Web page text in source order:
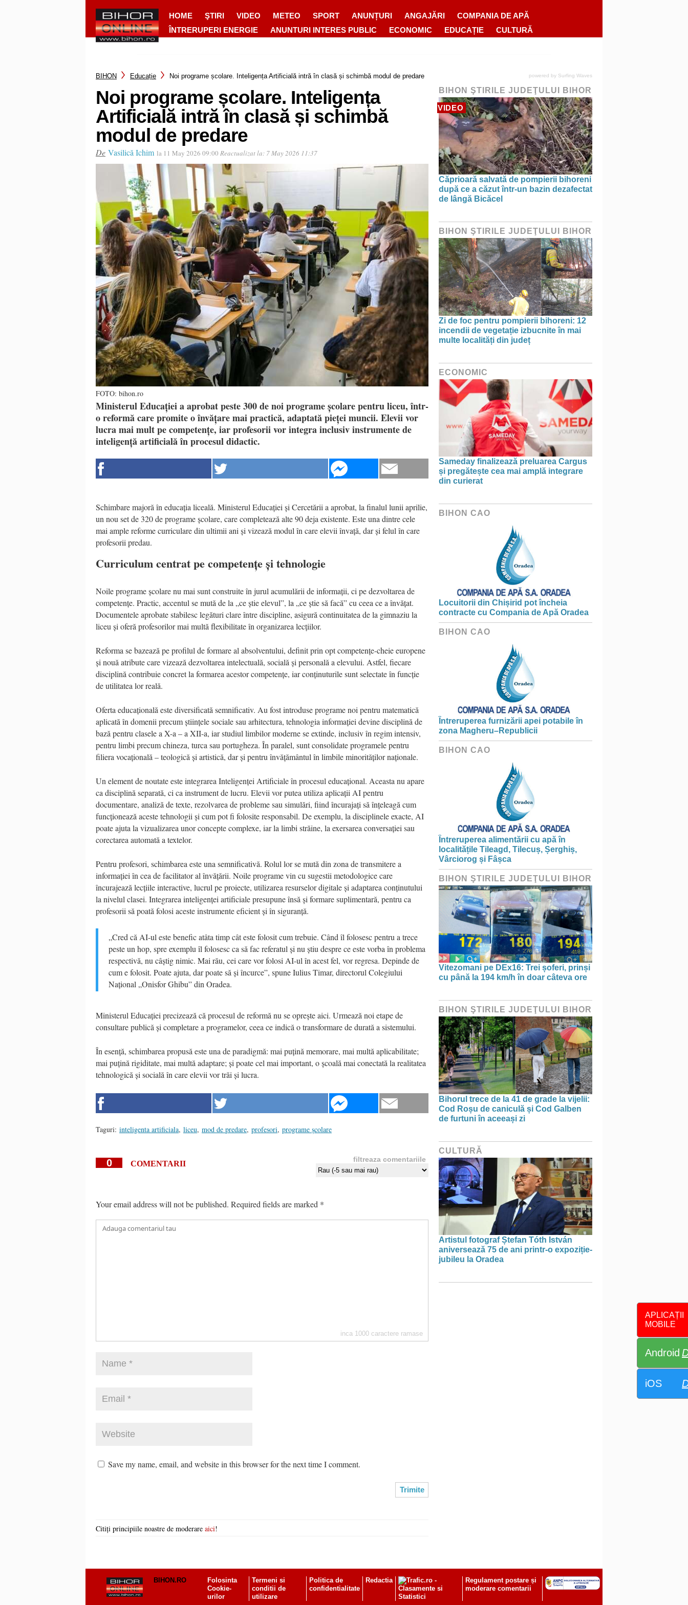
HOME ŞTIRI VIDEO METEO SPORT ANUNȚURI ANGAJĂRI
COMPANIA DE APĂ
ÎNTRERUPERI ENERGIE
ANUNTURI INTERES PUBLIC ECONOMIC EDUCAȚIE CULTURĂ
APLICAȚII
MOBILE
Android
iOS
BIHON Educație Noi programe școlare. Inteligența Artificială intră în clasă și schimbă modul de predare
Noi programe școlare. Inteligența
Artificială intră în clasă și schimbă
modul de predare
De Vasilică Ichim la 11 May 2026 09:00 Reactualizat la: 7 May 2026 11:37
FOTO: bihon.ro
Ministerul Educației a aprobat peste 300 de noi programe școlare pentru liceu, într-
o reformă care promite o învățare mai practică, adaptată pieței muncii. Elevii vor
lucra mai mult pe competențe, iar profesorii vor integra inclusiv instrumente de
inteligență artificială în procesul didactic.
Schimbare majoră în educația liceală. Ministerul Educației și Cercetării a aprobat, la finalul lunii aprilie,
un nou set de 320 de programe școlare, care completează alte 90 deja existente. Este una dintre cele
mai ample reforme curriculare din ultimii ani și vizează modul în care elevii învață, dar și felul în care
profesorii predau.
Curriculum centrat pe competențe și tehnologie
Noile programe școlare nu mai sunt construite în jurul acumulării de informații, ci pe dezvoltarea de
competențe. Practic, accentul se mută de la „ce știe elevul”, la „ce știe să facă” cu ceea ce a învățat.
Documentele aprobate stabilesc legături clare între discipline, asigură continuitatea de la gimnaziu la
liceu și oferă profesorilor mai multă flexibilitate în organizarea lecțiilor.
Reforma se bazează pe profilul de formare al absolventului, definit prin opt competențe-cheie europene
și nouă atribute care vizează dezvoltarea intelectuală, socială și personală a elevului. Astfel, fiecare
disciplină contribuie concret la formarea acestor competențe, iar conținuturile sunt selectate în funcție
de utilitatea lor reală.
Oferta educațională este diversificată semnificativ. Au fost introduse programe noi pentru matematică
aplicată în domenii precum științele sociale sau arhitectura, tehnologia informației devine disciplină de
bază pentru clasele a X-a – a XII-a, iar studiul limbilor moderne se extinde, inclusiv în regim intensiv,
pentru limbi precum chineza, turca sau portugheza. În paralel, sunt consolidate programele pentru
filiera vocațională – teologică și artistică, dar și pentru învățământul în limbile minorităților naționale.
Un element de noutate este integrarea Inteligenței Artificiale în procesul educațional. Aceasta nu apare
ca disciplină separată, ci ca instrument de lucru. Elevii vor putea utiliza aplicații AI pentru
documentare, analiză de texte, rezolvarea de probleme sau simulări, fiind încurajați să înțeleagă cum
funcționează aceste tehnologii și cum pot fi folosite responsabil. De exemplu, la disciplinele exacte, AI
poate ajuta la vizualizarea unor concepte complexe, iar la limbi străine, la exersarea conversației sau
corectarea automată a textelor.
Pentru profesori, schimbarea este una semnificativă. Rolul lor se mută din zona de transmitere a
informației în cea de facilitator al învățării. Noile programe vin cu sugestii metodologice care
încurajează lecțiile interactive, lucrul pe proiecte, utilizarea resurselor digitale și adaptarea conținutului
la nivelul clasei. Integrarea inteligenței artificiale presupune însă și formare suplimentară, pentru ca
profesorii să poată folosi aceste instrumente eficient și în siguranță.
„Cred că AI-ul este benefic atâta timp cât este folosit cum trebuie. Când îl folosesc pentru a trece
peste un hop, spre exemplu îl folosesc ca să fac referatul și nu știu despre ce este vorba în problema
respectivă, nu câștig nimic. Mai rău, cei care vor folosi AI-ul în acest fel, vor regresa. Depinde de
cum e folosit. Poate ajuta, dar poate să și încurce”, spune Iulius Timar, directorul Colegiului
Național „Onisfor Ghibu” din Oradea.
Ministerul Educației precizează că procesul de reformă nu se oprește aici. Urmează noi etape de
consultare publică și completare a programelor, ceea ce indică o transformare de durată a sistemului.
În esență, schimbarea propusă este una de paradigmă: mai puțină memorare, mai multă aplicabilitate;
mai puțină rigiditate, mai multă adaptare; și poate cel mai important, o școală mai conectată la realitatea
tehnologică și socială în care elevii vor trăi și lucra.
Taguri: inteligenta artificiala, liceu, mod de predare, profesori, programe școlare
0 COMENTARII filtreaza comentariile
Your email address will not be published. Required fields are marked *
inca 1000 caractere ramase
Save my name, email, and website in this browser for the next time I comment.
Citiți principiile noastre de moderare aici!
powered by Surfing Waves
BIHON ŞTIRILE JUDEŢULUI BIHOR
VIDEO
Căprioară salvată de pompierii bihoreni
după ce a căzut într-un bazin dezafectat
de lângă Bicăcel
BIHON ŞTIRILE JUDEŢULUI BIHOR
Zi de foc pentru pompierii bihoreni: 12
incendii de vegetație izbucnite în mai
multe localități din județ
ECONOMIC
Sameday finalizează preluarea Cargus
și pregătește cea mai amplă integrare
din curierat
BIHON CAO
Locuitorii din Chișirid pot încheia
contracte cu Compania de Apă Oradea
BIHON CAO
Întreruperea furnizării apei potabile în
zona Magheru–Republicii
BIHON CAO
Întreruperea alimentării cu apă în
localitățile Tileagd, Tilecuș, Șerghiș,
Vârciorog și Fâșca
BIHON ŞTIRILE JUDEŢULUI BIHOR
Vitezomani pe DEx16: Trei șoferi, prinși
cu până la 194 km/h în doar câteva ore
BIHON ŞTIRILE JUDEŢULUI BIHOR
Bihorul trece de la 41 de grade la vijelii:
Cod Roșu de caniculă și Cod Galben
de furtuni în aceeași zi
CULTURĂ
Artistul fotograf Ștefan Tóth István
aniversează 75 de ani printr-o expoziție-
jubileu la Oradea
BIHON.RO
Folosinta
Cookie-
urilor
Termeni si
conditii de
utilizare
Politica de
confidentialitate
Redactia
Regulament postare și
moderare comentarii